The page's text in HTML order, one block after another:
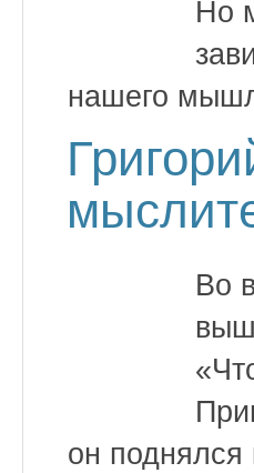
Но
нашего
Во
он поднялся